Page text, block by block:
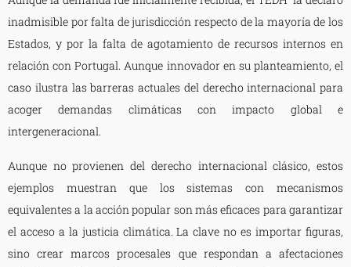
inadmisible por falta de jurisdicción respecto de la mayoría de los
Estados, y por la falta de agotamiento de recursos internos en
relación con Portugal. Aunque innovador en su planteamiento, el
caso ilustra las barreras actuales del derecho internacional para
acoger demandas climáticas con impacto global e
intergeneracional.
Aunque no provienen del derecho internacional clásico, estos
ejemplos muestran que los sistemas con mecanismos
equivalentes a la acción popular son más eficaces para garantizar
el acceso a la justicia climática. La clave no es importar figuras,
sino crear marcos procesales que respondan a afectaciones